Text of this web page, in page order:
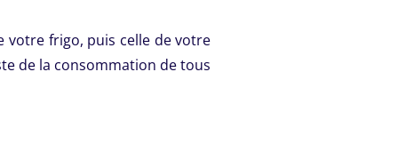
votre frigo, puis celle de votre
de la consommation de tous